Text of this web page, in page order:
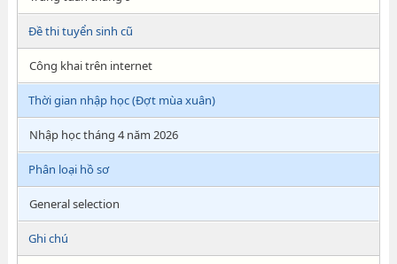
Đề thi tuyển sinh cũ
Công khai trên internet
Thời gian nhập học (Đợt mùa xuân)
Nhập học tháng 4 năm 2026
Phân loại hồ sơ
General selection
Ghi chú